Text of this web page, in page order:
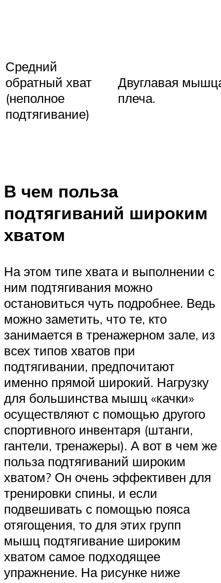
Средний
обратный хват
(неполное
подтягивание)
Двуглавая
плеча.
В чем польза
подтягиваний широким
хватом
На этом типе хвата и выполнении с
ним подтягивания можно
остановиться чуть подробнее. Ведь
можно заметить, что те, кто
занимается в тренажерном зале, из
всех типов хватов при
подтягивании, предпочитают
именно прямой широкий. Нагрузку
для большинства мышц «качки»
осуществляют с помощью другого
спортивного инвентаря (штанги,
гантели, тренажеры). А вот в чем же
польза подтягиваний широким
хватом? Он очень эффективен для
тренировки спины, и если
подвешивать с помощью пояса
отягощения, то для этих групп
мышц подтягивание широким
хватом самое подходящее
упражнение. На рисунке ниже